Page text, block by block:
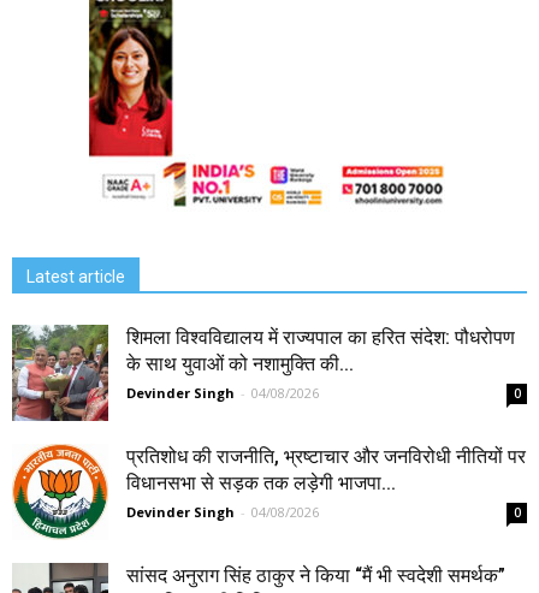
Latest article
शिमला विश्वविद्यालय में राज्यपाल का हरित संदेश: पौधरोपण
के साथ युवाओं को नशामुक्ति की...
Devinder Singh - 04/08/2026 0
प्रतिशोध की राजनीति, भ्रष्टाचार और जनविरोधी नीतियों पर
विधानसभा से सड़क तक लड़ेगी भाजपा...
Devinder Singh - 04/08/2026 0
सांसद अनुराग सिंह ठाकुर ने किया “मैं भी स्वदेशी समर्थक”